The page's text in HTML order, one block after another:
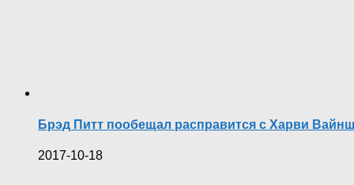
Брэд Питт пообещал расправится с Харви
2017-10-18